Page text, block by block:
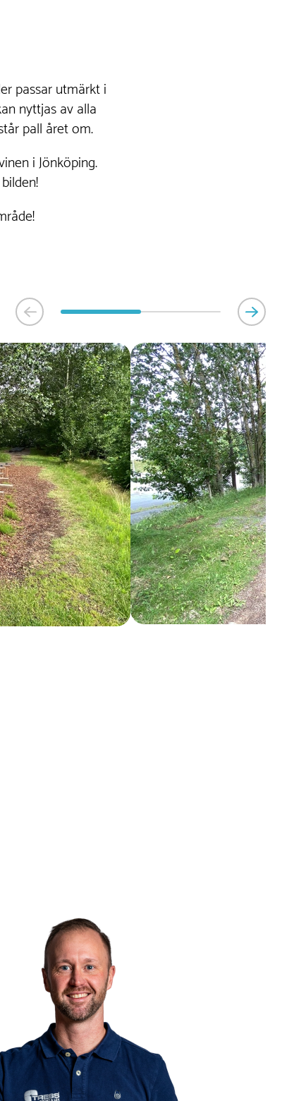
passar utmärkt i
nyttjas av alla
pall året om.
i Jönköping.